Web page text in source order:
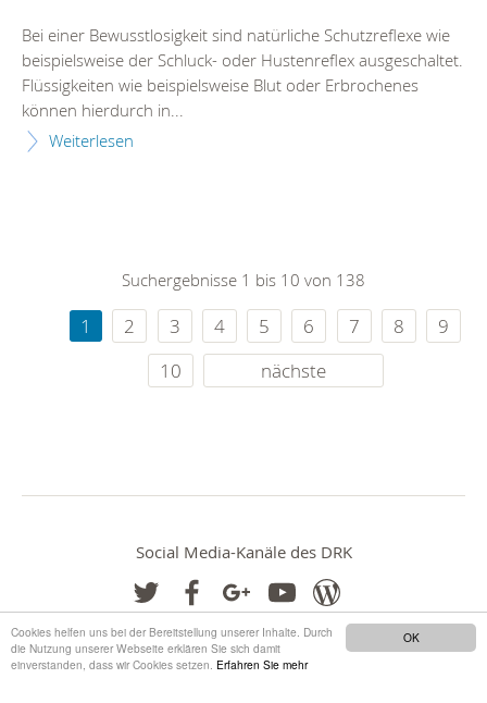
OK
Cookies helfen uns bei der Bereitstellung unserer Inhalte. Durch
die Nutzung unserer Webseite erklären Sie sich damit
einverstanden, dass wir Cookies setzen. Erfahren Sie mehr
Bei einer Bewusstlosigkeit sind natürliche Schutzreflexe wie
beispielsweise der Schluck- oder Hustenreflex ausgeschaltet.
Flüssigkeiten wie beispielsweise Blut oder Erbrochenes
können hierdurch in...
Weiterlesen
Suchergebnisse 1 bis 10 von 138
1 2 3 4 5 6 7 8
9
10
nächste
Social Media-Kanäle des DRK